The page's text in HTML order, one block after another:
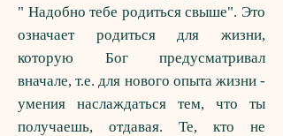
" Надобно тебе родиться свыше". Это
означает родиться для жизни,
которую Бог предусматривал
вначале, т.е. для нового опыта жизни -
умения наслаждаться тем, что ты
получаешь, отдавая. Те, кто не